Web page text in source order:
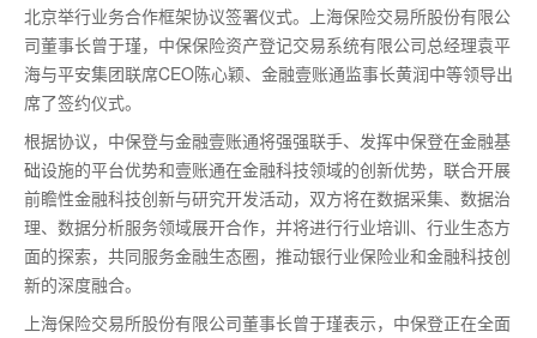
北京举行业务合作框架协议签署仪式。上海保险交易所股份有限公
司董事长曾于瑾，中保保险资产登记交易系统有限公司总经理袁平
海与平安集团联席CEO陈心颖、金融壹账通监事长黄润中等领导出
席了签约仪式。
根据协议，中保登与金融壹账通将强强联手、发挥中保登在金融基
础设施的平台优势和壹账通在金融科技领域的创新优势，联合开展
前瞻性金融科技创新与研究开发活动，双方将在数据采集、数据治
理、数据分析服务领域展开合作，并将进行行业培训、行业生态方
面的探索，共同服务金融生态圈，推动银行业保险业和金融科技创
新的深度融合。
上海保险交易所股份有限公司董事长曾于瑾表示，中保登正在全面